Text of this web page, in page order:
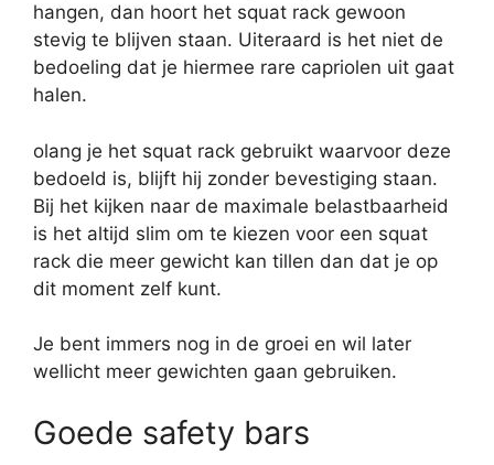
hangen, dan hoort het squat rack gewoon
stevig te blijven staan. Uiteraard is het niet de
bedoeling dat je hiermee rare capriolen uit gaat
halen.
olang je het squat rack gebruikt waarvoor deze
bedoeld is, blijft hij zonder bevestiging staan.
Bij het kijken naar de maximale belastbaarheid
is het altijd slim om te kiezen voor een squat
rack die meer gewicht kan tillen dan dat je op
dit moment zelf kunt.
Je bent immers nog in de groei en wil later
wellicht meer gewichten gaan gebruiken.
Goede safety bars